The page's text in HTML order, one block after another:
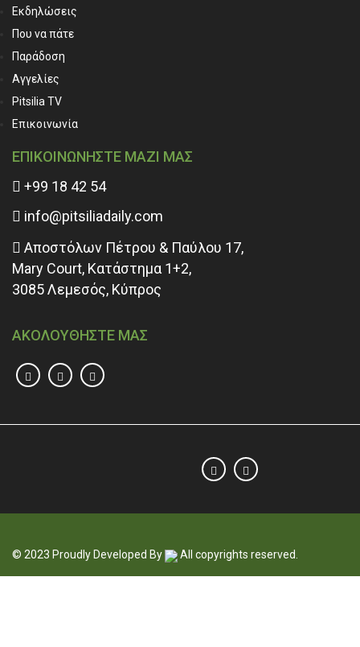
Εκδηλώσεις
Που να πάτε
Παράδοση
Αγγελίες
Pitsilia TV
Επικοινωνία
ΕΠΙΚΟΙΝΩΝΗΣΤΕ ΜΑΖΙ ΜΑΣ
+99 18 42 54
info@pitsiliadaily.com
Αποστόλων Πέτρου & Παύλου 17,
Mary Court, Κατάστημα 1+2,
3085 Λεμεσός, Κύπρος
ΑΚΟΛΟΥΘΗΣΤΕ ΜΑΣ
© 2023 Proudly Developed By All copyrights reserved.